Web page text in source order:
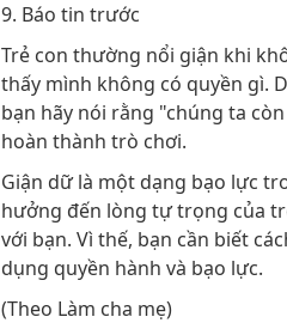
9. Báo tin trước
Trẻ con thường nổi giận khi
thấy mình không có quyền gì.
bạn hãy nói rằng "chúng ta
hoàn thành trò chơi.
Giận dữ là một dạng bạo lực
hưởng đến lòng tự trọng của
với bạn. Vì thế, bạn cần biết
dụng quyền hành và bạo lực.
(Theo Làm cha mẹ)